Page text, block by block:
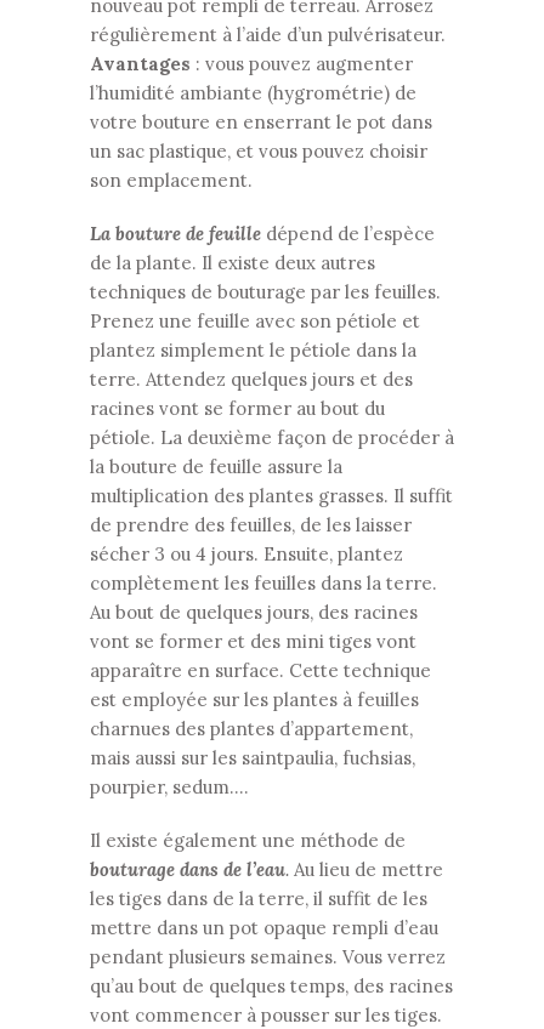
nouveau pot rempli de terreau. Arrosez
régulièrement à l’aide d’un pulvérisateur.
Avantages : vous pouvez augmenter
l’humidité ambiante (hygrométrie) de
votre bouture en enserrant le pot dans
un sac plastique, et vous pouvez choisir
son emplacement.
La bouture de feuille dépend de l’espèce
de la plante. Il existe deux autres
techniques de bouturage par les feuilles.
Prenez une feuille avec son pétiole et
plantez simplement le pétiole dans la
terre. Attendez quelques jours et des
racines vont se former au bout du
pétiole. La deuxième façon de procéder à
la bouture de feuille assure la
multiplication des plantes grasses. Il suffit
de prendre des feuilles, de les laisser
sécher 3 ou 4 jours. Ensuite, plantez
complètement les feuilles dans la terre.
Au bout de quelques jours, des racines
vont se former et des mini tiges vont
apparaître en surface. Cette technique
est employée sur les plantes à feuilles
charnues des plantes d’appartement,
mais aussi sur les saintpaulia, fuchsias,
pourpier, sedum….
Il existe également une méthode de
bouturage dans de l’eau. Au lieu de mettre
les tiges dans de la terre, il suffit de les
mettre dans un pot opaque rempli d’eau
pendant plusieurs semaines. Vous verrez
qu’au bout de quelques temps, des racines
vont commencer à pousser sur les tiges.